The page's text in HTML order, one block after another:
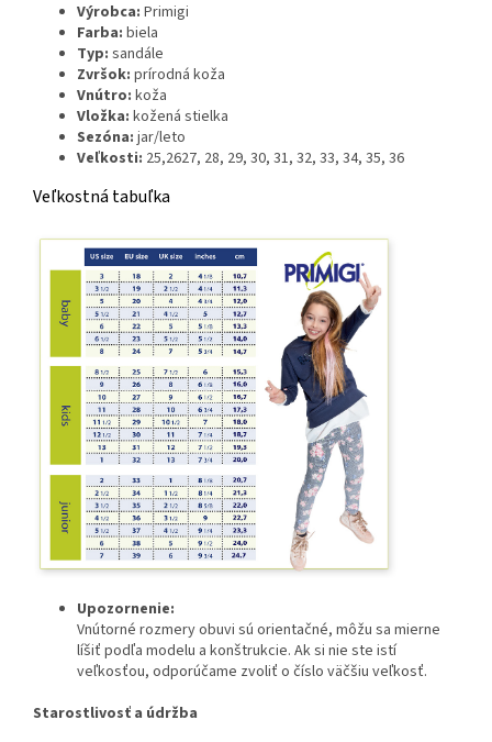
Výrobca: Primigi
Farba: biela
Typ: sandále
Zvršok: prírodná koža
Vnútro: koža
Vložka: kožená stielka
Sezóna: jar/leto
Veľkosti: 25,2627, 28, 29, 30, 31, 32, 33, 34, 35, 36
Veľkostná tabuľka
Upozornenie:
Vnútorné rozmery obuvi sú orientačné, môžu sa mierne
líšiť podľa modelu a konštrukcie. Ak si nie ste istí
veľkosťou, odporúčame zvoliť o číslo väčšiu veľkosť.
Starostlivosť a údržba